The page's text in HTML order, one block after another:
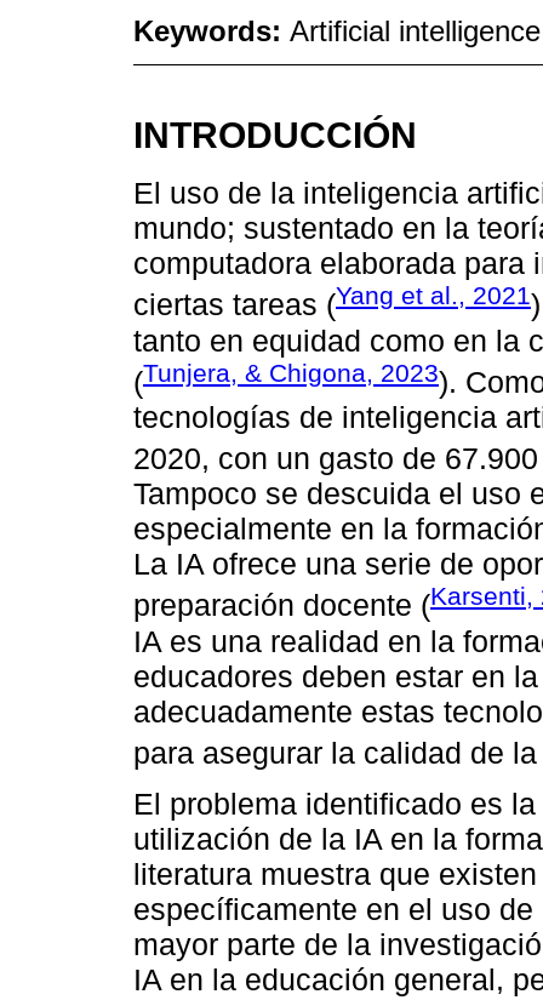
Keywords: Artificial
INTRODUCCIÓN
El uso de la inteligencia
mundo; sustentado en la
computadora elaborada para
ciertas tareas (Yang et al., 2021
tanto en equidad como en la
(Tunjera, & Chigona, 2023).
tecnologías de inteligencia
2020, con un gasto de
Tampoco se descuida el uso
especialmente en la
La IA ofrece una serie de
preparación docente (Karsenti,
IA es una realidad en la
educadores deben estar en
adecuadamente estas
para asegurar la calidad de
El problema identificado es
utilización de la IA en la
literatura muestra que
específicamente en el uso
mayor parte de la
IA en la educación general,